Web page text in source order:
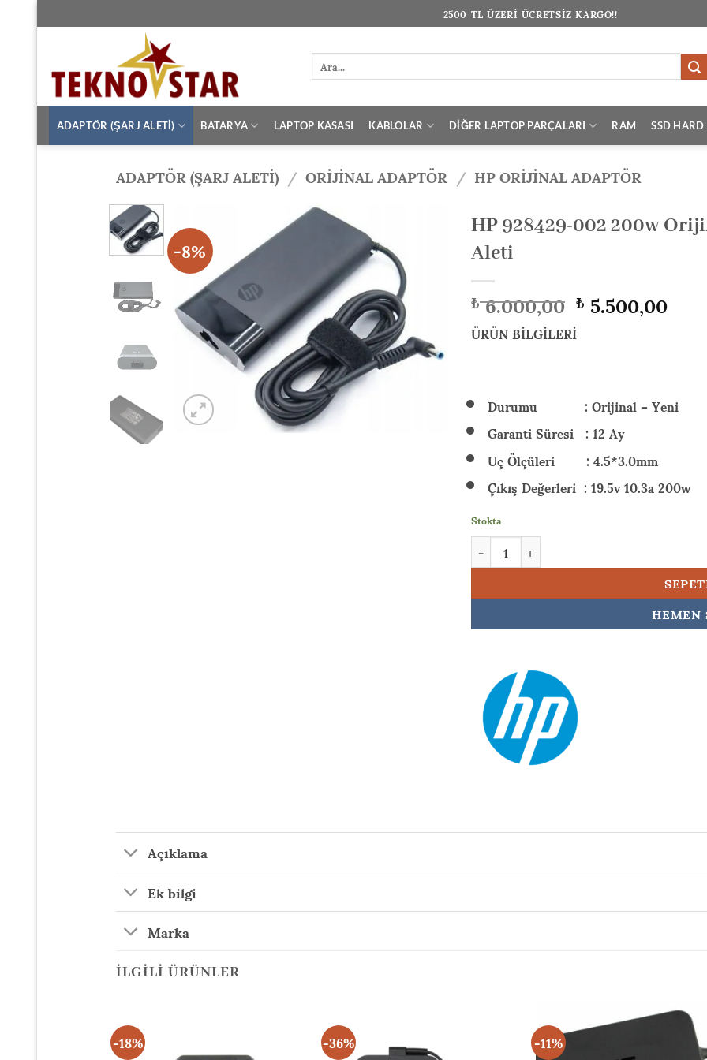
İçeriğe
atla 2500 TL ÜZERİ ÜCRETSİZ KARGO!!
Ara:
ADAPTÖR (ŞARJ ALETİ) BATARYA LAPTOP KASASI KABLOLAR DİĞER LAPTOP PARÇALARI RAM SSD HARD
ADAPTÖR (ŞARJ ALETİ) / ORIJINAL ADAPTÖR / HP ORIJINAL ADAPTÖR
-8%
HP 928429-002 200w
Aleti
₺6.000,00 Orijinal
fiyat:
₺ 6.000,00.
₺5.500,00Şu
ÜRÜN BİLGİLERİ
Durumu : Orijinal – Yeni
Garanti Süresi : 12 Ay
Uç Ölçüleri : 4.5*3.0mm
Çıkış Değerleri : 19.5v 10.3a 200w
Stokta
HP 928429-002 200w Orijinal Laptop
Açıklama
Ek bilgi
Marka
İLGILI ÜRÜNLER
-18% -36%
-11%